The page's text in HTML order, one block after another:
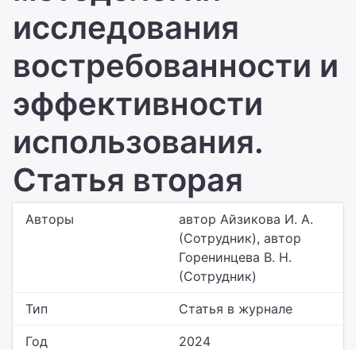
исследования
востребованности и
эффективности
использования.
Статья вторая
Авторы
автор Айзикова И. А.
(Сотрудник), автор
Горенинцева В. Н.
(Сотрудник)
Тип Статья в журнале
Год 2024